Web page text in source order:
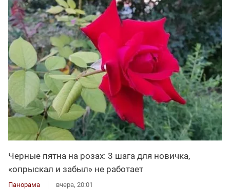
Черные пятна на розах: 3 шага для новичка,
«опрыскал и забыл» не работает
Панорама вчера, 20:01